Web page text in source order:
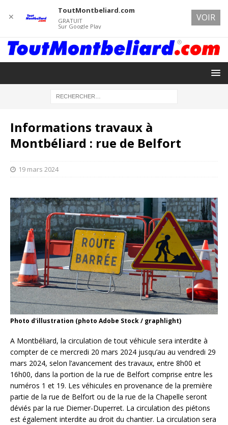
Informations travaux à
Montbéliard : rue de Belfort
19 mars 2024
Photo d'illustration (photo Adobe Stock / graphlight)
A Montbéliard, la circulation de tout véhicule sera interdite à
compter de ce mercredi 20 mars 2024 jusqu’au au vendredi 29
mars 2024, selon l’avancement des travaux, entre 8h00 et
16h00, dans la portion de la rue de Belfort comprise entre les
numéros 1 et 19. Les véhicules en provenance de la première
partie de la rue de Belfort ou de la rue de la Chapelle seront
déviés par la rue Diemer-Duperret. La circulation des piétons
est également interdite au droit du chantier. La circulation sera
✕
ToutMontbeliard.com
GRATUIT
Sur Google Play
VOIR